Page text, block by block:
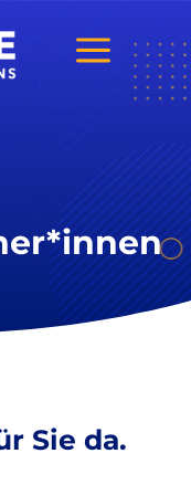
a
Sie da.